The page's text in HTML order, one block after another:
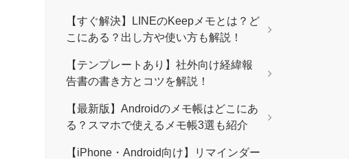
【すぐ解決】LINEのKeepメモとは？ど
こにある？出し方や使い方も解説！
【テンプレートあり】社外向け経緯報
告書の書き方とコツを解説！
【最新版】Androidのメモ帳はどこにあ
る？スマホで使えるメモ帳3選も紹介
【iPhone・Android向け】リマインダー